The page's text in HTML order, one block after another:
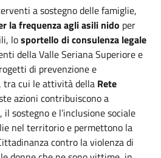
a sostegno delle famiglie,
la frequenza agli asili nido per
losportello di consulenza legale
della Valle Seriana Superiore e
di prevenzione e
tra cui le attività della Rete
azioni contribuiscono a
sostegno e l’inclusione sociale
nel territorio e permettono la
contro la violenza di